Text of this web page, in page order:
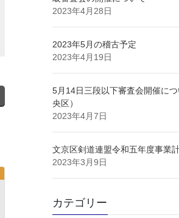
2023年4月28日
2023年5月の稽古予定
2023年4月19日
5月14日三段以下審査会開催に
央区）
2023年4月7日
文京区剣道連盟令和五年度事業
2023年3月9日
カテゴリー